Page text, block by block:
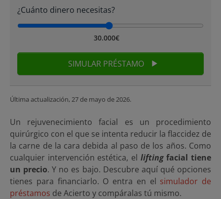
¿Cuánto dinero necesitas?
30.000€
SIMULAR PRÉSTAMO
Última actualización, 27 de mayo de 2026.
Un rejuvenecimiento facial es un procedimiento
quirúrgico con el que se intenta reducir la flaccidez de
la carne de la cara debida al paso de los años. Como
cualquier intervención estética, el liftingfacial tiene
un precio. Y no es bajo. Descubre aquí qué opciones
tienes para financiarlo. O entra en el simulador de
préstamos de Acierto y compáralas tú mismo.